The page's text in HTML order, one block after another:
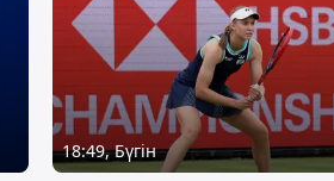
18:49, Бүгін